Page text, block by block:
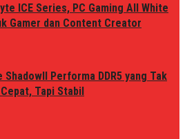
ICE Series, PC Gaming All White
Gamer dan Content Creator
ShadowII Performa DDR5 yang Tak
Tapi Stabil